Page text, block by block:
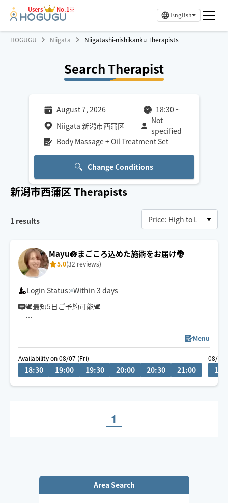
Users No.1※
English
HOGUGU Niigata Niigatashi-nishikanku Therapists
Search Therapist
August 7, 2026 18:30 ~
Niigata 新潟市西蒲区
Not
specified
Body Massage + Oil Treatment Set
Change Conditions
新潟市西蒲区Therapists
1 results
Mayu🪷まごころ込めた施術をお届け🐉
5.0(32 reviews)
Login Status: Within 3 days
🕊最短5日ご予約可能🕊
冷やかしチャットが多い為
ご質問等は1度ご予約リクエストしていただいた後にお願
いします🙏
⚠️予約はご希望日の当日13時までに
そんな方は【もみほぐし×オイル】が
Menu
Availability on 08/07 (Fri)
18:30 19:00 19:30 20:00 20:30 21:00
08/08
1
Area Search